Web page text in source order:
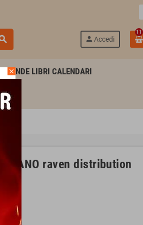
person Accedi
11
AGENDE LIBRI CALENDARI
raven distribution
close